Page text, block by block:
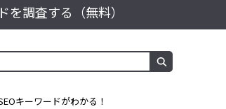
を調査する（無料）
キーワードがわかる！